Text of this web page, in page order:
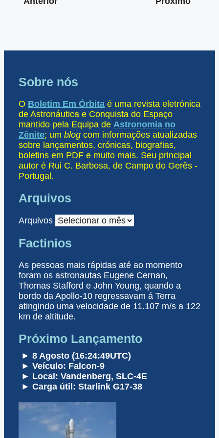
Sobre nós
O Boletim Em Órbita é uma revista eletrónica
de Astronáutica e Conquista do Espaço
mantido pela Equipa de Astronomia no
Zênite; um blog com informações atualizadas
sobre lançamentos, crónicas, biografias,
boletins em PDF e muito mais. Seu principal
autor é Rui C. Barbosa, de Campo do Gerês -
Portugal.
Arquivos
Arquivos
Factinios
As pessoas mais rápidas até ao momento
foram os astronautas Eugene Cernan,
Thomas Stafford e John Young, quando a
bordo da Apollo-10 regressavam á Terra
atingindo uma velocidade de 11.107 m/s a 122
km de altitude.
Próximo Lançamento
► 8 Agosto (16:24:49UTC)
► Veículo: Falcon-9
► Local: Vandenberg, SLC-4E
► Carga útil: Starlink G17-38